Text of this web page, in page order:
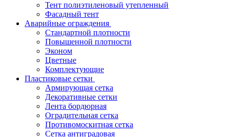
Тент полиэтиленовый утепленный
Фасадный тент
Аварийные ограждения
Стандартной плотности
Повышенной плотности
Эконом
Цветные
Комплектующие
Пластиковые сетки
Армирующая сетка
Декоративные сетки
Лента бордюрная
Оградительная сетка
Противомоскитная сетка
Сетка антиградовая